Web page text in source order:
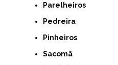
Parelheiros
Pedreira
Pinheiros
Sacomã